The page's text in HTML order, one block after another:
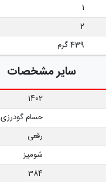
1
2
439 گرم
سایر مشخصات
1402
حسام گودرزی
رقعی
شومیز
384